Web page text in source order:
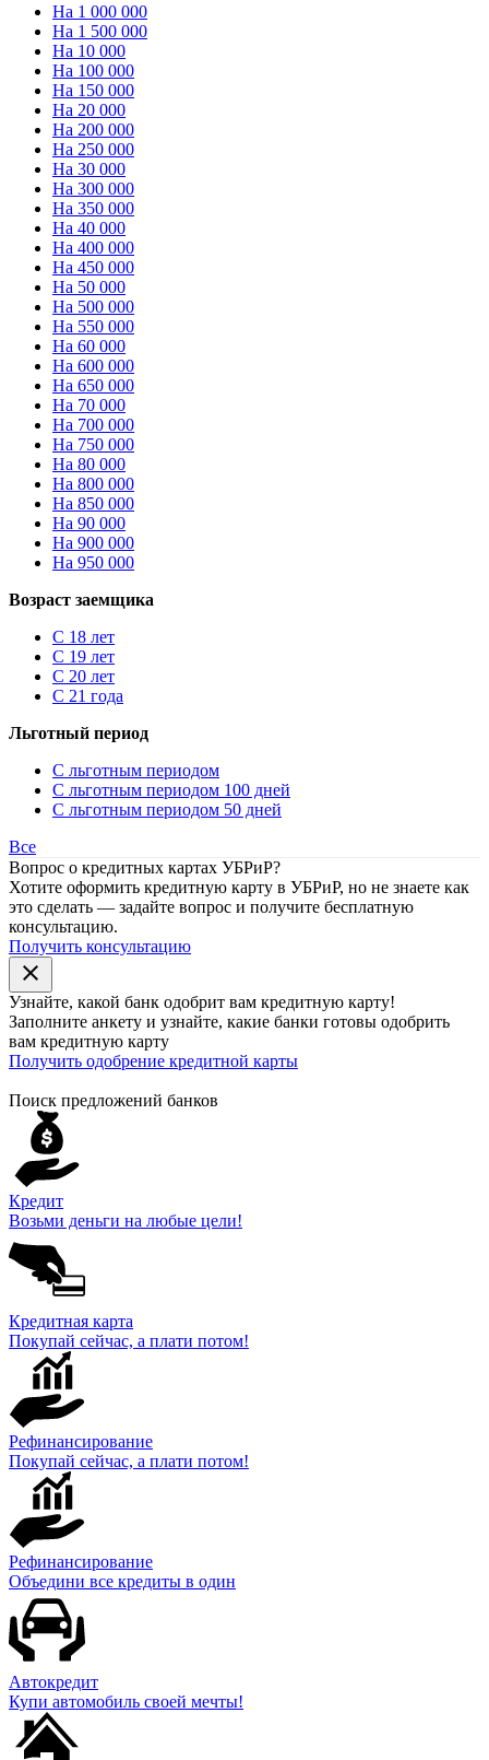
На 1 000 000
На 1 500 000
На 10 000
На 100 000
На 150 000
На 20 000
На 200 000
На 250 000
На 30 000
На 300 000
На 350 000
На 40 000
На 400 000
На 450 000
На 50 000
На 500 000
На 550 000
На 60 000
На 600 000
На 650 000
На 70 000
На 700 000
На 750 000
На 80 000
На 800 000
На 850 000
На 90 000
На 900 000
На 950 000
Возраст заемщика
С 18 лет
С 19 лет
С 20 лет
С 21 года
Льготный период
С льготным периодом
С льготным периодом 100 дней
С льготным периодом 50 дней
Все
Вопрос о кредитных картах УБРиР?
Хотите оформить кредитную карту в УБРиР, но не знаете как
это сделать — задайте вопрос и получите бесплатную
консультацию.
Получить консультацию
close
Узнайте, какой банк одобрит вам кредитную карту!
Заполните анкету и узнайте, какие банки готовы одобрить
вам кредитную карту
Получить одобрение кредитной карты
Поиск предложений банков
Кредит
Возьми деньги на любые цели!
Кредитная карта
Покупай сейчас, а плати потом!
Рефинансирование
Покупай сейчас, а плати потом!
Рефинансирование
Объедини все кредиты в один
Автокредит
Купи автомобиль своей мечты!